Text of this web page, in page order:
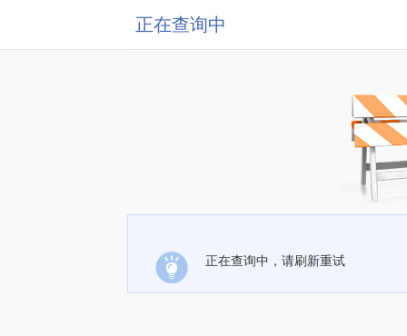
正在查询中
正在查询中，请刷新重试